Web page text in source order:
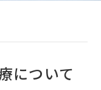
について